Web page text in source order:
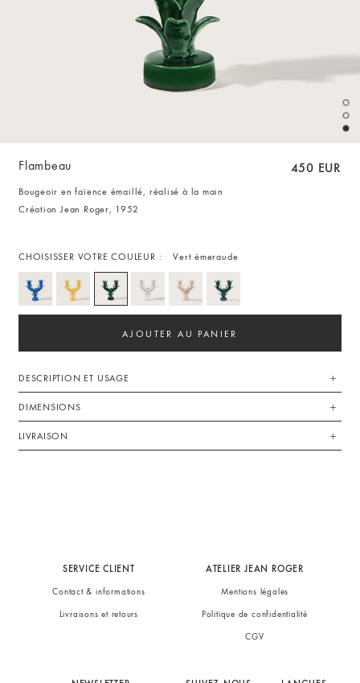
Flambeau 450 EUR
Bougeoir en faïence émaillé, réalisé à la main
Création Jean Roger, 1952
CHOISISSER VOTRE COULEUR : Vert émeraude
AJOUTER AU PANIER
DESCRIPTION ET USAGE
DIMENSIONS
LIVRAISON
SERVICE CLIENT
Contact & informations
Livraisons et retours
ATELIER JEAN ROGER
Mentions légales
Politique de confidentialité
CGV